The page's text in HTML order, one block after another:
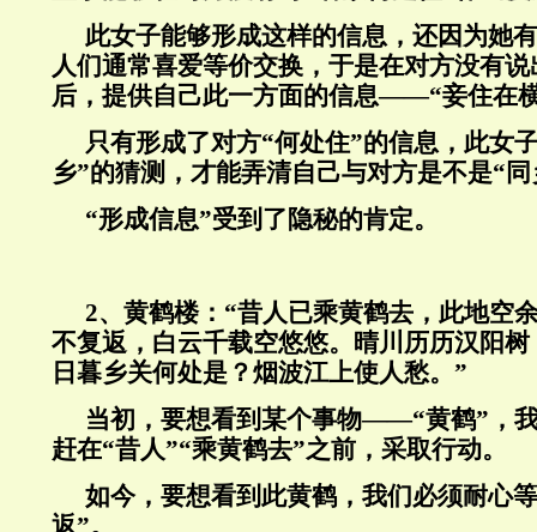
此女子能够形成这样的信息，还因为她
人们通常喜爱等价交换，于是在对方没有
后，提供自己此一方面的信息——“妾住在
只有形成了对方“何处住”的信息，此女
乡”的猜测，才能弄清自己与对方是不是“
“形成信息”受到了隐秘的肯定。
2、黄鹤楼：“昔人已乘黄鹤去，此地空
不复返，白云千载空悠悠。晴川历历汉阳
日暮乡关何处是？烟波江上使人愁。”
当初，要想看到某个事物——“黄鹤”，
赶在“昔人”“乘黄鹤去”之前，采取行动。
如今，要想看到此黄鹤，我们必须耐心
返”。